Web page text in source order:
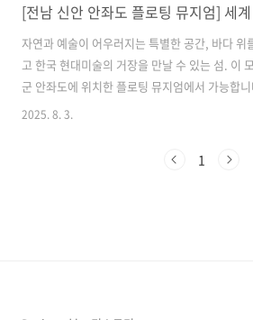
자연과 예술이 어우러지는 특별한 공간, 바다 위
고 한국 현대미술의 거장을 만날 수 있는 섬. 이
군 안좌도에 위치한 플로팅 뮤지엄에서 가능합
위에 떠 있는 수상 미술관, ‘플로팅 뮤지엄’은 신
를 찾는 분들께 강력히 추천드리는 명소입니다.
2025. 8. 3.
1